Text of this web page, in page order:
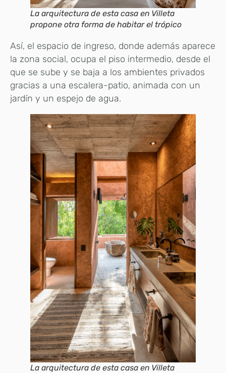
La arquitectura de esta casa en Villeta
propone otra forma de habitar el trópico
Así, el espacio de ingreso, donde además aparece
la zona social, ocupa el piso intermedio, desde el
que se sube y se baja a los ambientes privados
gracias a una escalera-patio, animada con un
jardín y un espejo de agua.
La arquitectura de esta casa en Villeta